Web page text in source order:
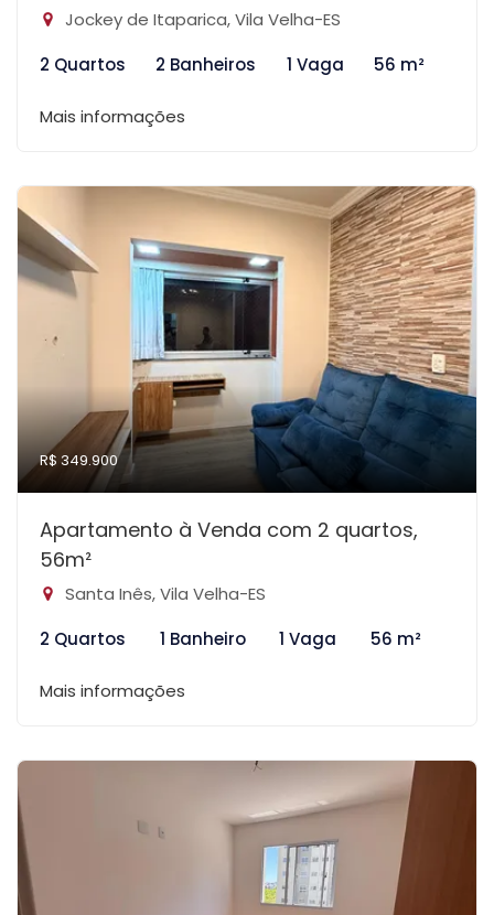
Jockey de Itaparica, Vila Velha-ES
2 Quartos
2 Banheiros 1 Vaga 56 m²
Mais informações
R$ 349.900
Apartamento à Venda com 2 quartos,
56m²
Santa Inês, Vila Velha-ES
2 Quartos
1 Banheiro 1 Vaga 56 m²
Mais informações